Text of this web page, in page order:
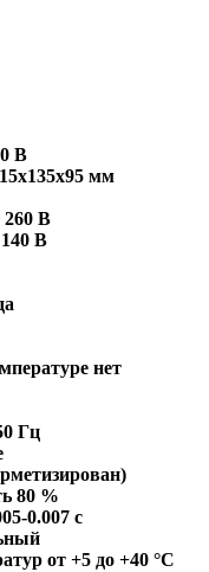
В
мм
260 В
В
нет
Гц
80 %
0.007 с
от +5 до +40 °С